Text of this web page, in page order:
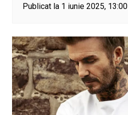
Publicat la 1 iunie 2025, 13:00